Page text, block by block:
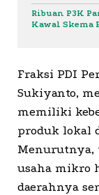
Ribuan P3K
Kawal Skema
Fraksi PDI
Sukiyanto,
memiliki
produk lokal
Menurutnya,
usaha mikro
daerahnya